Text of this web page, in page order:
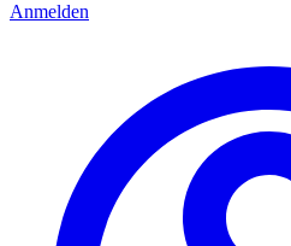
Anmelden